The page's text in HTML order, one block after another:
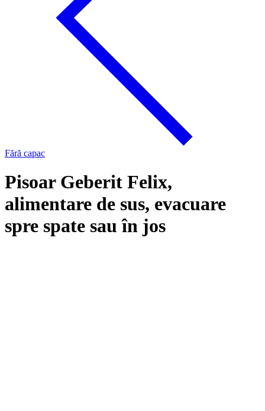
Fără capac
Pisoar Geberit Felix,
alimentare de sus, evacuare
spre spate sau în jos